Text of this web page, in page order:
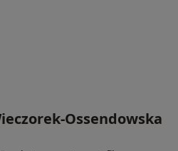
Ossendowska